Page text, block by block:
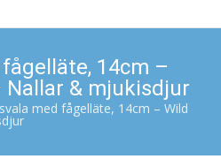
14cm –
Nallar & mjukisdjur
med fågelläte, 14cm – Wild